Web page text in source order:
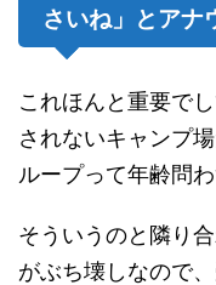
さいね」とアナ
これほんと重要で
されないキャンプ
ループって年齢問
そういうのと隣り
がぶち壊しなので